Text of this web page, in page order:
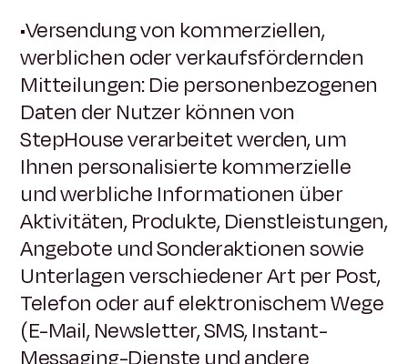
•Versendung von kommerziellen,
werblichen oder verkaufsfördernden
Mitteilungen: Die personenbezogenen
Daten der Nutzer können von
StepHouse verarbeitet werden, um
Ihnen personalisierte kommerzielle
und werbliche Informationen über
Aktivitäten, Produkte, Dienstleistungen,
Angebote und Sonderaktionen sowie
Unterlagen verschiedener Art per Post,
Telefon oder auf elektronischem Wege
(E-Mail, Newsletter, SMS, Instant-
Messaging-Dienste und andere